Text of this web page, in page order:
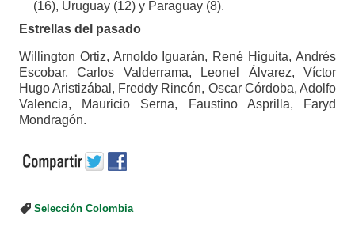
(16), Uruguay (12) y Paraguay (8).
Estrellas del pasado
Willington Ortiz, Arnoldo Iguarán, René Higuita, Andrés
Escobar, Carlos Valderrama, Leonel Álvarez, Víctor
Hugo Aristizábal, Freddy Rincón, Oscar Córdoba, Adolfo
Valencia, Mauricio Serna, Faustino Asprilla, Faryd
Mondragón.
Selección Colombia